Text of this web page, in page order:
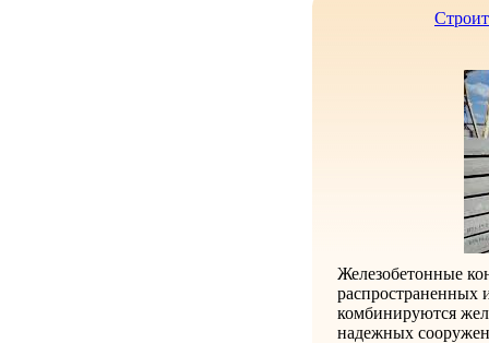
Железобетонные
распространенных
комбинируются
надежных